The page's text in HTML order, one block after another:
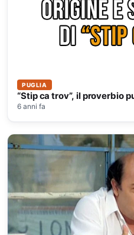
PUGLIA
“Stip ca trov”, il proverbio
6 anni fa